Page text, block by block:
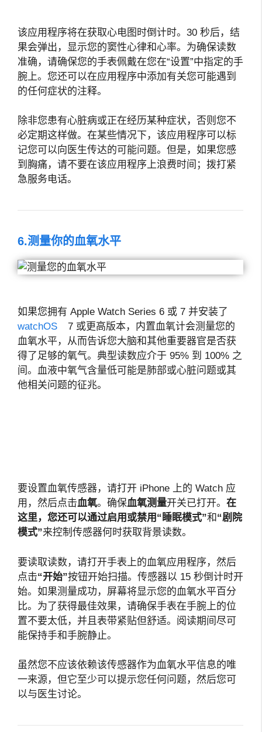
该应用程序将在获取心电图时倒计时。30 秒后，结
果会弹出，显示您的窦性心律和心率。为确保读数
准确，请确保您的手表佩戴在您在“设置”中指定的手
腕上。您还可以在应用程序中添加有关您可能遇到
的任何症状的注释。
除非您患有心脏病或正在经历某种症状，否则您不
必定期这样做。在某些情况下，该应用程序可以标
记您可以向医生传达的可能问题。但是，如果您感
到胸痛，请不要在该应用程序上浪费时间；拨打紧
急服务电话。
6.测量你的血氧水平
如果您拥有 Apple Watch Series 6 或 7 并安装了
watchOS
7 或更高版本，内置血氧计会测量您的
血氧水平，从而告诉您大脑和其他重要器官是否获
得了足够的氧气。典型读数应介于 95% 到 100% 之
间。血液中氧气含量低可能是肺部或心脏问题或其
他相关问题的征兆。
要设置血氧传感器，请打开 iPhone 上的 Watch 应
用，然后点击血氧。确保血氧测量开关已打开。 在
这里，您还可以通过启用或禁用“睡眠模式”和 “剧院
模式”来控制传感器何时获取背景读数。
要读取读数，请打开手表上的血氧应用程序，然后
点击“开始”按钮开始扫描。传感器以 15 秒倒计时开
始。如果测量成功，屏幕将显示您的血氧水平百分
比。为了获得最佳效果，请确保手表在手腕上的位
置不要太低，并且表带紧贴但舒适。阅读期间尽可
能保持手和手腕静止。
虽然您不应该依赖该传感器作为血氧水平信息的唯
一来源，但它至少可以提示您任何问题，然后您可
以与医生讨论。